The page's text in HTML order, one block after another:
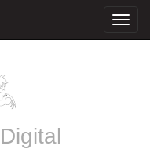
Digital